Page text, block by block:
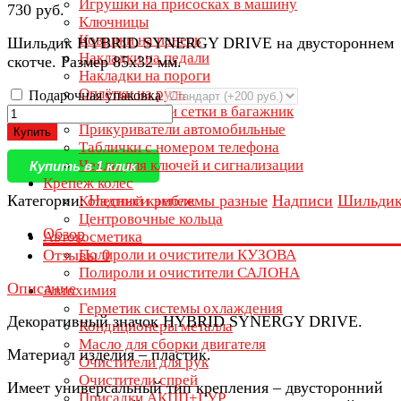
Игрушки на присосках в машину
Ключницы
Коврики на панель
Накладки на педали
Накладки на пороги
Оплётки на руль
Органайзеры и сетки в багажник
Прикуриватели автомобильные
Таблички с номером телефона
Чехлы для ключей и сигнализации
Крепеж колес
Колесный крепеж
Центровочные кольца
Автокосметика
Полироли и очистители КУЗОВА
Полироли и очистители САЛОНА
Автохимия
Герметик системы охлаждения
Кондиционеры металла
Масло для сборки двигателя
Очистители для рук
Очистители спрей
730 руб.
Шильдик HYBRID SYNERGY DRIVE на двустороннем
скотче. Размер 85х32 мм.
Подарочная упаковка
Купить
Купить в 1 клик
Категории:Надписи эмблемы разные Надписи
Обзор
Отзывы0
Описание
Декоративный значок HYBRID SYNERGY DRIVE.
Материал изделия – пластик.
Имеет универсальный тип крепления – двусторонний